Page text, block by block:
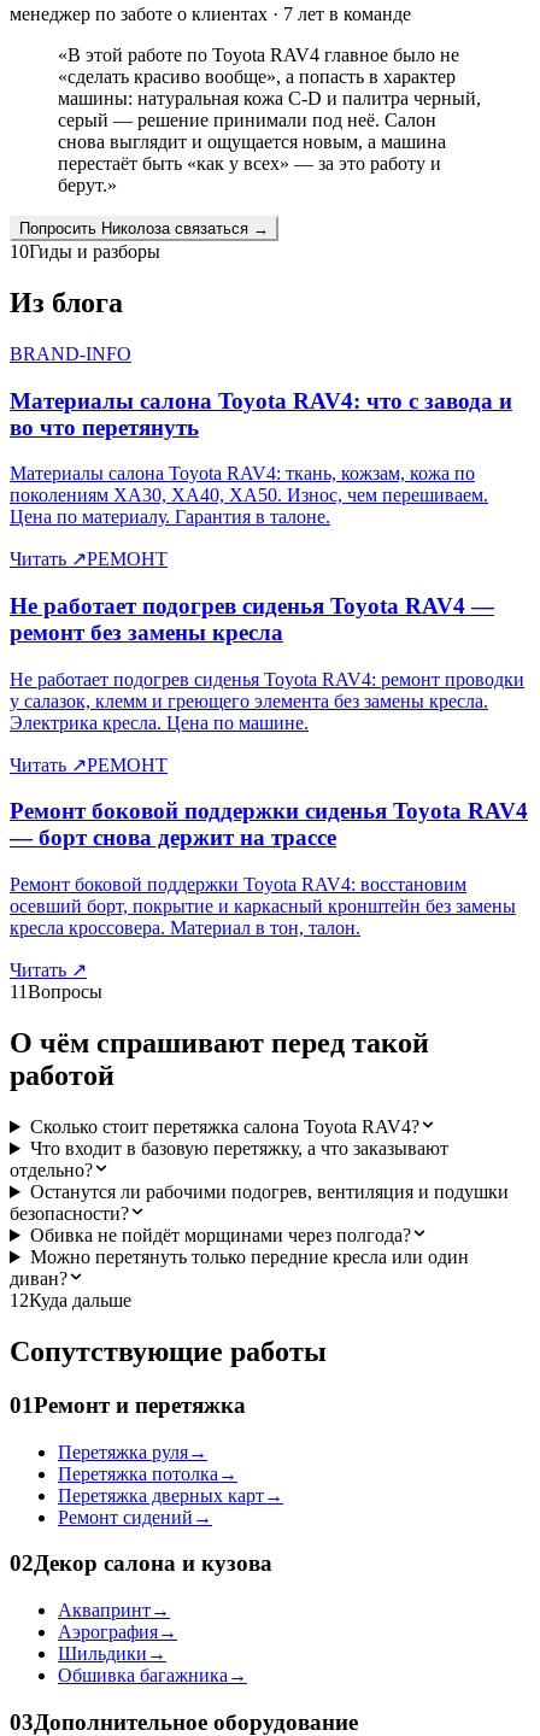
менеджер по заботе о клиентах · 7 лет в команде
«В этой работе по Toyota RAV4 главное было не
«сделать красиво вообще», а попасть в характер
машины: натуральная кожа C-D и палитра черный,
серый — решение принимали под неё. Салон
снова выглядит и ощущается новым, а машина
перестаёт быть «как у всех» — за это работу и
берут.»
Попросить Николозасвязаться →
10Гиды и разборы
Из блога
BRAND-INFO
Материалы салона Toyota RAV4: что с завода и
во что перетянуть
Материалы салона Toyota RAV4: ткань, кожзам, кожа по
поколениям XA30, XA40, XA50. Износ, чем перешиваем.
Цена по материалу. Гарантия в талоне.
Читать ↗РЕМОНТ
Не работает подогрев сиденья Toyota RAV4 —
ремонт без замены кресла
Не работает подогрев сиденья Toyota RAV4: ремонт проводки
у салазок, клемм и греющего элемента без замены кресла.
Электрика кресла. Цена по машине.
Читать ↗РЕМОНТ
Ремонт боковой поддержки сиденья Toyota RAV4
— борт снова держит на трассе
Ремонт боковой поддержки Toyota RAV4: восстановим
осевший борт, покрытие и каркасный кронштейн без замены
кресла кроссовера. Материал в тон, талон.
Читать ↗
11Вопросы
О чём спрашивают перед такой
работой
Сколько стоит перетяжка салона Toyota RAV4?
Что входит в базовую перетяжку, а что заказывают
отдельно?
Останутся ли рабочими подогрев, вентиляция и подушки
безопасности?
Обивка не пойдёт морщинами через полгода?
Можно перетянуть только передние кресла или один
диван?
12Куда дальше
Сопутствующие работы
01Ремонт и перетяжка
Перетяжка руля→
Перетяжка потолка →
Перетяжка дверных карт→
Ремонт сидений →
02Декор салона и кузова
Аквапринт→
Аэрография→
Шильдики →
Обшивка багажника →
03Дополнительное оборудование